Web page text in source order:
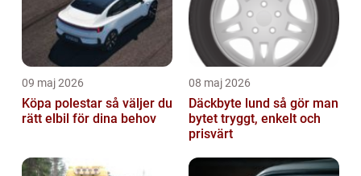
09 maj 2026
Köpa polestar så väljer du
rätt elbil för dina behov
08 maj 2026
Däckbyte lund så gör man
bytet tryggt, enkelt och
prisvärt